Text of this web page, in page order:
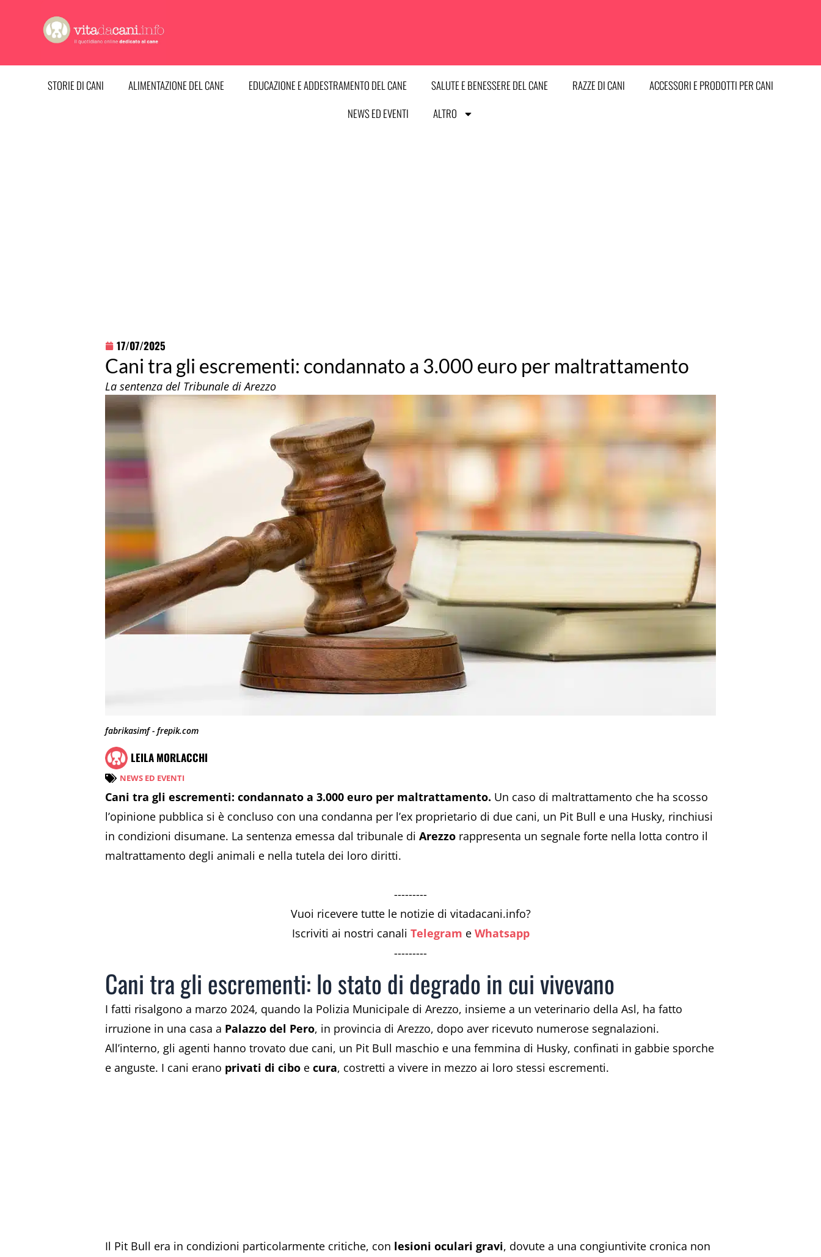
contenuto
STORIE DI CANI ALIMENTAZIONE DEL CANE EDUCAZIONE E ADDESTRAMENTO DEL CANE SALUTE E BENESSERE DEL CANE RAZZE DI CANI
ACCESSORI E PRODOTTI PER CANI
NEWS ED EVENTI
ALTRO
17/07/2025
Cani tra gli escrementi: condannato a 3.000 euro per maltrattamento
La sentenza del Tribunale di Arezzo
fabrikasimf - frepik.com
LEILA MORLACCHI
NEWS ED EVENTI
Cani tra gli escrementi: condannato a 3.000 euro per maltrattamento. Un caso di maltrattamento che ha scosso
l’opinione pubblica si è concluso con una condanna per l’ex proprietario di due cani, un Pit Bull e una Husky, rinchiusi
in condizioni disumane. La sentenza emessa dal tribunale di Arezzo rappresenta un segnale forte nella lotta contro il
maltrattamento degli animali e nella tutela dei loro diritti.
---------
Vuoi ricevere tutte le notizie di vitadacani.info?
Iscriviti ai nostri canali Telegram e Whatsapp
---------
Cani tra gli escrementi: lo stato di degrado in cui vivevano
I fatti risalgono a marzo 2024, quando la Polizia Municipale di Arezzo, insieme a un veterinario della Asl, ha fatto
irruzione in una casa a Palazzo del Pero, in provincia di Arezzo, dopo aver ricevuto numerose segnalazioni.
All’interno, gli agenti hanno trovato due cani, un Pit Bull maschio e una femmina di Husky, confinati in gabbie sporche
e anguste. I cani erano privati di cibo e cura, costretti a vivere in mezzo ai loro stessi escrementi.
Il Pit Bull era in condizioni particolarmente critiche, con lesioni oculari gravi, dovute a una congiuntivite cronica non